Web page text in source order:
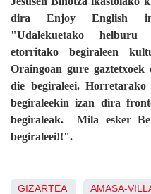
dira Enjoy English
"Udalekuetako
etorritako begiraleen
Oraingoan gure
die begiraleei.
begiraleekin izan dira
begiraleak. Mila esker
begiraleei!!".
GIZARTEA AMASA-